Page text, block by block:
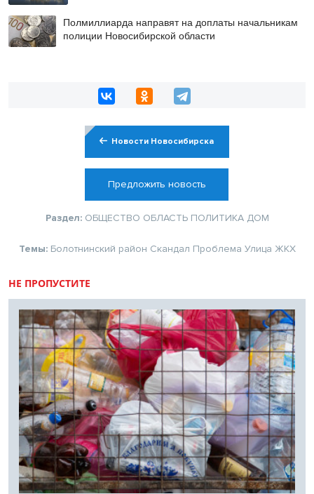
Полмиллиарда направят на доплаты начальникам
полиции Новосибирской области
Новости Новосибирска
Предложить новость
Раздел: ОБЩЕСТВО ОБЛАСТЬ ПОЛИТИКА ДОМ
Темы: Болотнинский район Скандал Проблема Улица ЖКХ
НЕ ПРОПУСТИТЕ